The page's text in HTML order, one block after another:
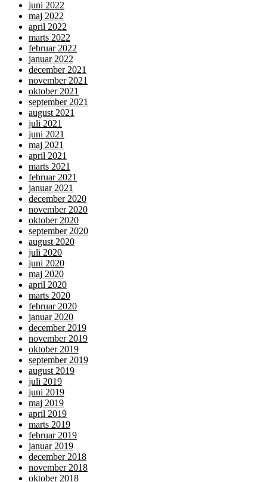
juni 2022
maj 2022
april 2022
marts 2022
februar 2022
januar 2022
december 2021
november 2021
oktober 2021
september 2021
august 2021
juli 2021
juni 2021
maj 2021
april 2021
marts 2021
februar 2021
januar 2021
december 2020
november 2020
oktober 2020
september 2020
august 2020
juli 2020
juni 2020
maj 2020
april 2020
marts 2020
februar 2020
januar 2020
december 2019
november 2019
oktober 2019
september 2019
august 2019
juli 2019
juni 2019
maj 2019
april 2019
marts 2019
februar 2019
januar 2019
december 2018
november 2018
oktober 2018